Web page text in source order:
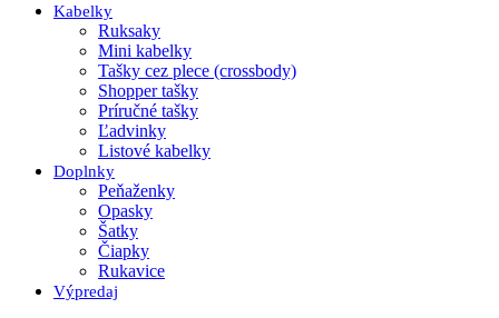
Kabelky
Ruksaky
Mini kabelky
Tašky cez plece (crossbody)
Shopper tašky
Príručné tašky
Ľadvinky
Listové kabelky
Doplnky
Peňaženky
Opasky
Šatky
Čiapky
Rukavice
Výpredaj